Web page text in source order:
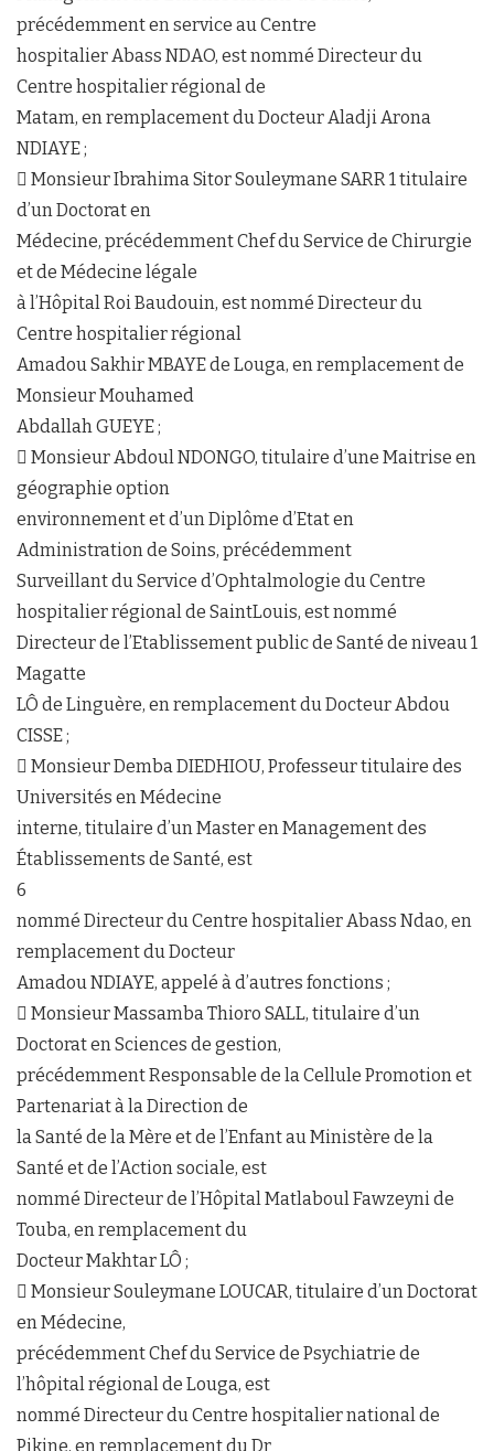
précédemment en service au Centre
hospitalier Abass NDAO, est nommé Directeur du
Centre hospitalier régional de
Matam, en remplacement du Docteur Aladji Arona
NDIAYE ;
 Monsieur Ibrahima Sitor Souleymane SARR 1 titulaire
d’un Doctorat en
Médecine, précédemment Chef du Service de Chirurgie
et de Médecine légale
à l’Hôpital Roi Baudouin, est nommé Directeur du
Centre hospitalier régional
Amadou Sakhir MBAYE de Louga, en remplacement de
Monsieur Mouhamed
Abdallah GUEYE ;
 Monsieur Abdoul NDONGO, titulaire d’une Maitrise en
géographie option
environnement et d’un Diplôme d’Etat en
Administration de Soins, précédemment
Surveillant du Service d’Ophtalmologie du Centre
hospitalier régional de SaintLouis, est nommé
Directeur de l’Etablissement public de Santé de niveau 1
Magatte
LÔ de Linguère, en remplacement du Docteur Abdou
CISSE ;
 Monsieur Demba DIEDHIOU, Professeur titulaire des
Universités en Médecine
interne, titulaire d’un Master en Management des
Établissements de Santé, est
6
nommé Directeur du Centre hospitalier Abass Ndao, en
remplacement du Docteur
Amadou NDIAYE, appelé à d’autres fonctions ;
 Monsieur Massamba Thioro SALL, titulaire d’un
Doctorat en Sciences de gestion,
précédemment Responsable de la Cellule Promotion et
Partenariat à la Direction de
la Santé de la Mère et de l’Enfant au Ministère de la
Santé et de l’Action sociale, est
nommé Directeur de l’Hôpital Matlaboul Fawzeyni de
Touba, en remplacement du
Docteur Makhtar LÔ ;
 Monsieur Souleymane LOUCAR, titulaire d’un Doctorat
en Médecine,
précédemment Chef du Service de Psychiatrie de
l’hôpital régional de Louga, est
nommé Directeur du Centre hospitalier national de
Pikine, en remplacement du Dr